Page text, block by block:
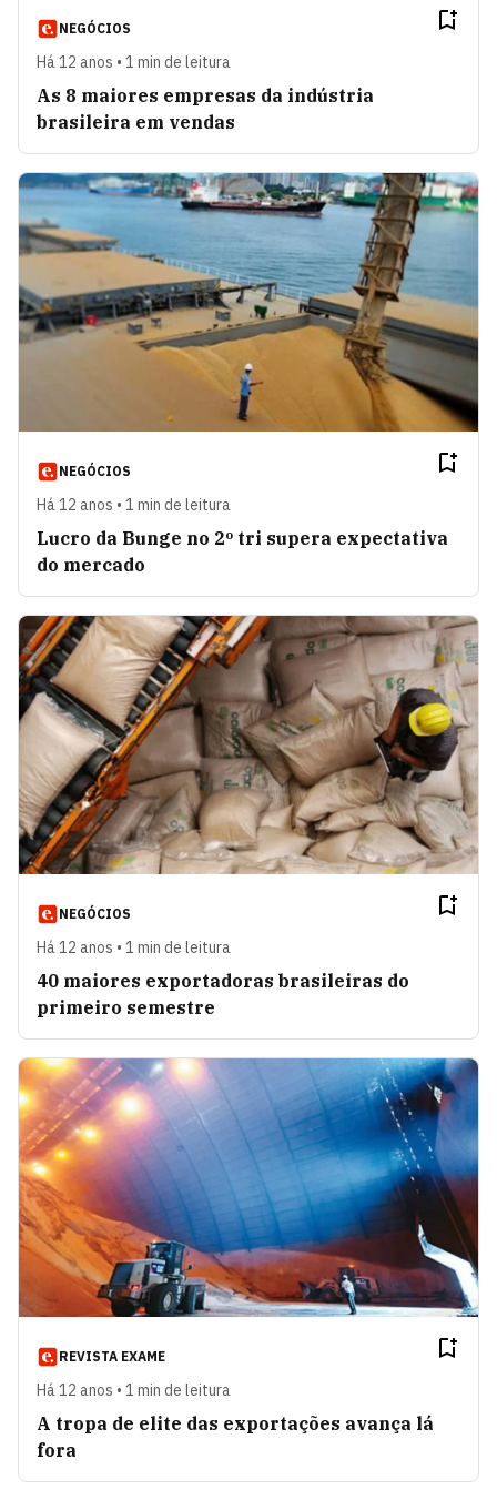
NEGÓCIOS
Há 12 anos • 1 min de leitura
As 8 maiores empresas da indústria
brasileira em vendas
NEGÓCIOS
Há 12 anos • 1 min de leitura
Lucro da Bunge no 2º tri supera expectativa
do mercado
NEGÓCIOS
Há 12 anos • 1 min de leitura
40 maiores exportadoras brasileiras do
primeiro semestre
REVISTA EXAME
Há 12 anos • 1 min de leitura
A tropa de elite das exportações avança lá
fora